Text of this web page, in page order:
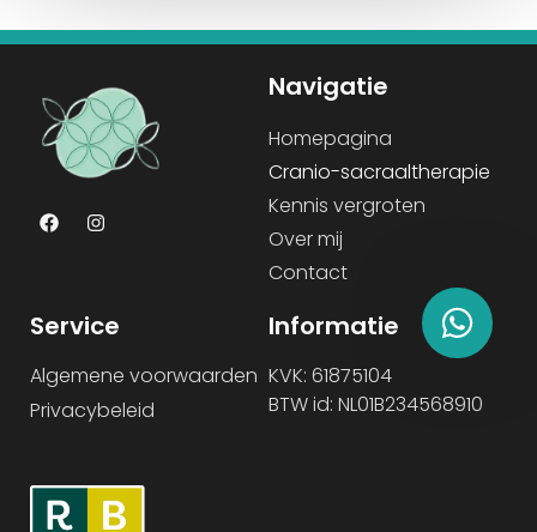
Navigatie
Homepagina
Cranio-sacraaltherapie
Kennis vergroten
Over mij
Contact
Service
Algemene voorwaarden
Privacybeleid
Informatie
KVK: 61875104
BTW id: NL01B234568910